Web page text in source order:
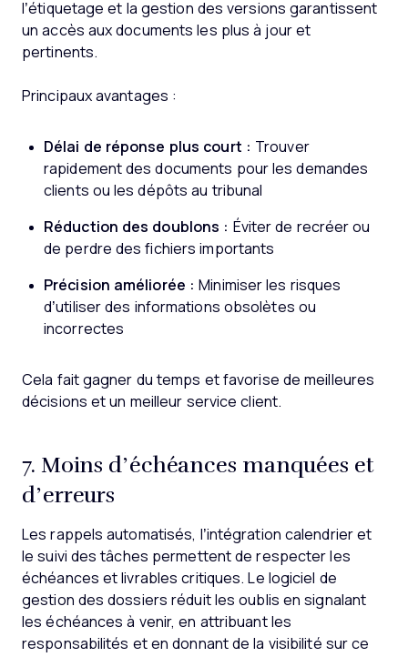
l’étiquetage et la gestion des versions garantissent
un accès aux documents les plus à jour et
pertinents.
Principaux avantages :
Délai de réponse plus court : Trouver
rapidement des documents pour les demandes
clients ou les dépôts au tribunal
Réduction des doublons : Éviter de recréer ou
de perdre des fichiers importants
Précision améliorée : Minimiser les risques
d’utiliser des informations obsolètes ou
incorrectes
Cela fait gagner du temps et favorise de meilleures
décisions et un meilleur service client.
7. Moins d’échéances manquées et
d’erreurs
Les rappels automatisés, l’intégration calendrier et
le suivi des tâches permettent de respecter les
échéances et livrables critiques. Le logiciel de
gestion des dossiers réduit les oublis en signalant
les échéances à venir, en attribuant les
responsabilités et en donnant de la visibilité sur ce